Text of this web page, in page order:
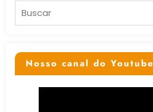
Pesquisar
Nosso canal do Youtube